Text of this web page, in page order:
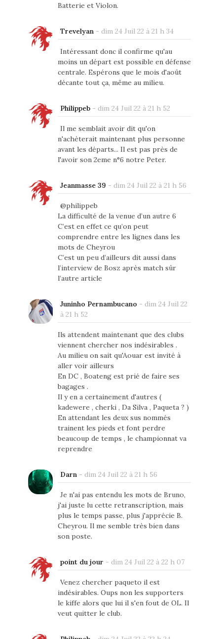
Batterie et Violon.
Trevelyan - dim 24 Juil 22 à 21 h 34
Intéressant donc il confirme qu'au
moins un départ est possible en défense
centrale. Espérons que le mois d'août
décante tout ça, même au milieu.
Philippeb- dim 24 Juil 22 à 21 h 52
Il me semblait avoir dit qu'on
n'achèterait maintenant plus personne
avant les départs... Il est pas près de
l'avoir son 2eme n°6 notre Peter.
Jeanmasse 39 - dim 24 Juil 22 à 21 h 56
@philippeb
La difficulté de la venue d’un autre 6
C’est en effet ce qu’on peut
comprendre entre les lignes dans les
mots de Cheyrou
C’est un peu d’ailleurs dit aussi dans
l’interview de Bosz après match sûr
l’autre article
Juninho Pernambucano - dim 24 Juil 22
à 21 h 52
Ils attendent maintenant que des clubs
viennent chercher nos indésirables .
Au milieu on sait qu'Aouar est invité à
aller voir ailleurs
En DC , Boateng est prié de faire ses
bagages .
Il y en a certainement d'autres (
kadewere , cherki , Da Silva , Paqueta ? )
En attendant les deux sus nommés
trainent les pieds et font perdre
beaucoup de temps , le championnat va
reprendre
Darn - dim 24 Juil 22 à 21 h 56
Je n'ai pas entendu les mots de Bruno,
j'ai juste lu cette retranscription, mais
plus le temps passe, plus j'apprécie B.
Cheyrou. Il me semble très bien dans
son poste.
point du jour - dim 24 Juil 22 à 22 h 07
Venez chercher paqueto il est
indésirables. Oups non les supporters
le kiffe alors que lui il s'en fout de OL. Il
veut quitter le club.